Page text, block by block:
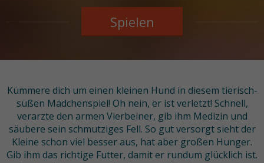
Spielen
Kümmere dich um einen kleinen Hund in diesem tierisch-
süßen Mädchenspiel! Oh nein, er ist verletzt! Schnell,
verarzte den armen Vierbeiner, gib ihm Medizin und
säubere sein schmutziges Fell. So gut versorgt sieht der
Kleine schon viel besser aus, hat aber großen Hunger.
Gib ihm das richtige Futter, damit er rundum glücklich ist.